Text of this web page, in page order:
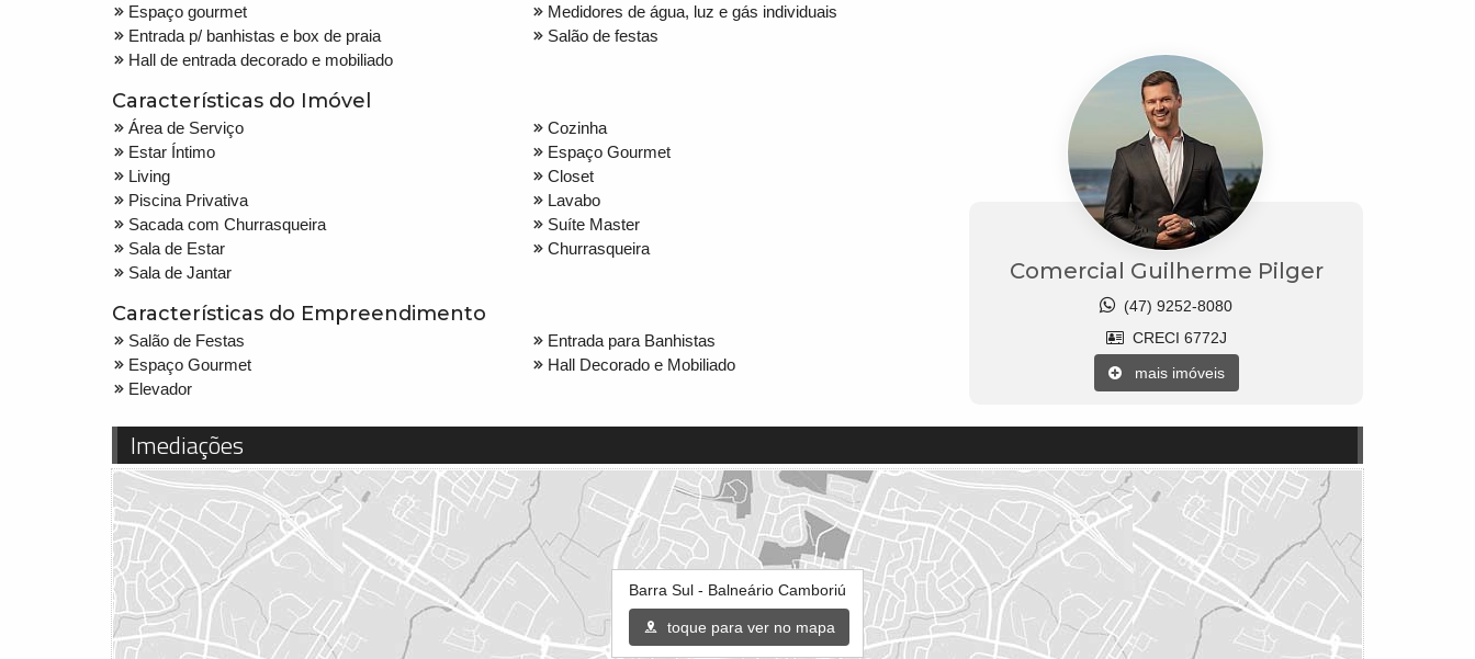
Espaço gourmet
Entrada p/ banhistas e box de praia
Hall de entrada decorado e mobiliado
Medidores de água, luz e gás individuais
Salão de festas
Características do Imóvel
Área de Serviço
Estar Íntimo
Living
Piscina Privativa
Sacada com Churrasqueira
Sala de Estar
Sala de Jantar
Cozinha
Espaço Gourmet
Closet
Lavabo
Suíte Master
Churrasqueira
Características do Empreendimento
Salão de Festas
Espaço Gourmet
Elevador
Entrada para Banhistas
Hall Decorado e Mobiliado
Comercial Guilherme Pilger
(47) 9252-8080
CRECI 6772J
mais imóveis
Imediações
Barra Sul - Balneário Camboriú
toque para ver no mapa